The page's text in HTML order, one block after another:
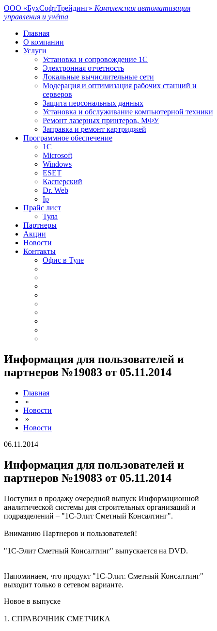
ООО «БухСофтТрейдинг» Комплексная автоматизация
управления и учёта
Главная
О компании
Услуги
Установка и сопровождение 1С
Электронная отчетность
Локальные вычислительные сети
Модерация и оптимизация рабочих станций и
серверов
Защита персональных данных
Установка и обслуживание компьютерной техники
Ремонт лазерных принтеров, МФУ
Заправка и ремонт картриджей
Программное обеспечение
1С
Microsoft
Windows
ESET
Касперский
Dr. Web
Ip
Прайс лист
Тула
Партнеры
Акции
Новости
Контакты
Офис в Туле
Информация для пользователей и
партнеров №19083 от 05.11.2014
Главная
»
Новости
»
Новости
06.11.2014
Информация для пользователей и
партнеров №19083 от 05.11.2014
Поступил в продажу очередной выпуск Информационной
аналитической системы для строительных организаций и
подразделений – "1С-Элит Сметный Консалтинг".
Вниманию Партнеров и пользователей!
"1С-Элит Сметный Консалтинг" выпускается на DVD.
Напоминаем, что продукт "1С-Элит. Сметный Консалтинг"
выходит только в сетевом варианте.
Новое в выпуске
1. СПРАВОЧНИК СМЕТЧИКА